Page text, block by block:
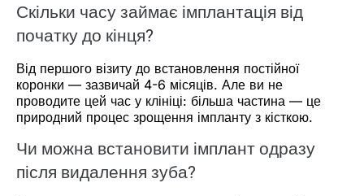
Скільки часу займає імплантація від
початку до кінця?
Від першого візиту до встановлення постійної
коронки — зазвичай 4-6 місяців. Але ви не
проводите цей час у клініці: більша частина — це
природний процес зрощення імпланту з кісткою.
Чи можна встановити імплант одразу
після видалення зуба?